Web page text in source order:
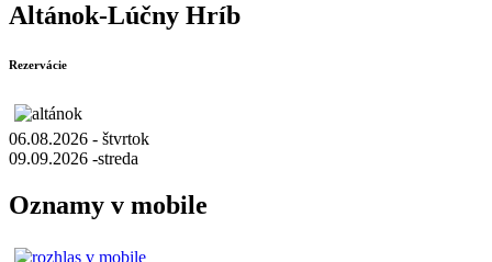
Altánok-Lúčny Hríb
Rezervácie
06.08.2026 - štvrtok
09.09.2026 -streda
Oznamy v mobile